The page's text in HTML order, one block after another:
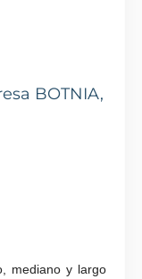
BOTNIA,
mediano y largo